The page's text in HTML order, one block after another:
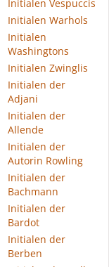
Initialen Vespuccis
Initialen Warhols
Initialen
Washingtons
Initialen Zwinglis
Initialen der
Adjani
Initialen der
Allende
Initialen der
Autorin Rowling
Initialen der
Bachmann
Initialen der
Bardot
Initialen der
Berben